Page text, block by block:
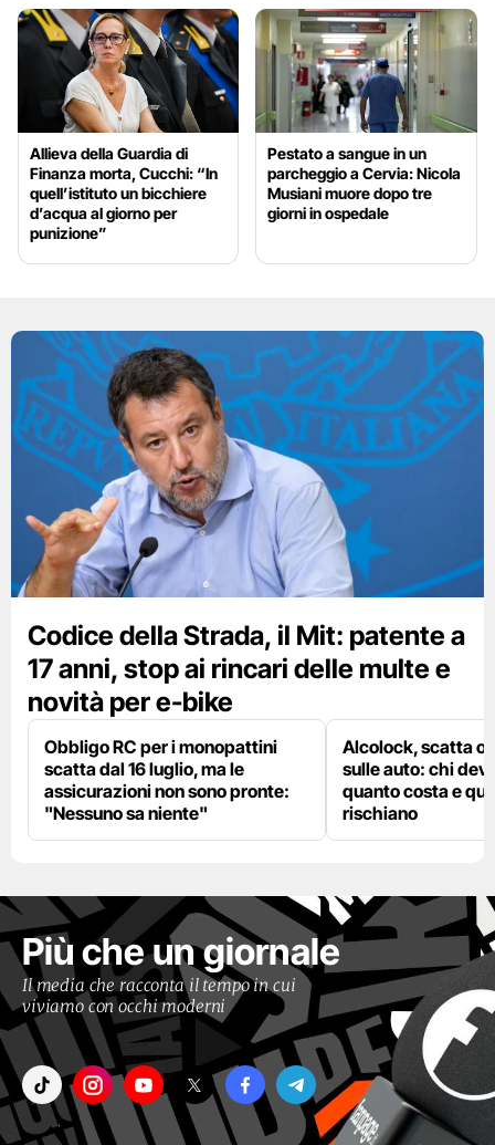
Allieva della Guardia di
Finanza morta, Cucchi: “In
quell’istituto un bicchiere
d’acqua al giorno per
punizione”
Pestato a sangue in un
parcheggio a Cervia: Nicola
Musiani muore dopo tre
giorni in ospedale
Codice della Strada, il Mit: patente a
17 anni, stop ai rincari delle multe e
novità per e-bike
Obbligo RC per i monopattini
scatta dal 16 luglio, ma le
assicurazioni non sono pronte:
"Nessuno sa niente"
Alcolock, scatta
sulle auto: chi
quanto costa e
rischiano
Più che un giornale
Il media che racconta il tempo in cui
viviamo con occhi moderni